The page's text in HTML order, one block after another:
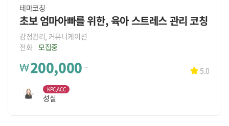
테마코칭
초보 엄마아빠를 위한, 육아 스트레스 관리 코칭
감정관리, 커뮤니케이션
전화 모집중
₩200,000 ~ 5.0
KPC,ACC
성실